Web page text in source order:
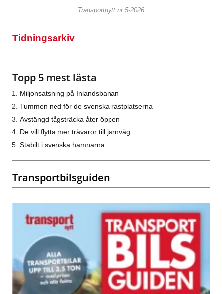
Transportnytt nr 5-2026
Tidningsarkiv
Topp 5 mest lästa
Miljonsatsning på Inlandsbanan
Tummen ned för de svenska rastplatserna
Avstängd tågsträcka åter öppen
De vill flytta mer trävaror till järnväg
Stabilt i svenska hamnarna
Transportbilsguiden